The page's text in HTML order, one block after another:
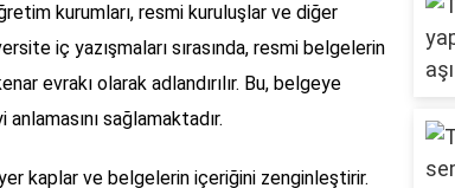
kurumları, resmi kuruluşlar ve diğer
iç yazışmaları sırasında, resmi belgelerin
evrakı olarak adlandırılır. Bu, belgeye
sağlamaktadır.
kaplar ve belgelerin içeriğini zenginleştirir.